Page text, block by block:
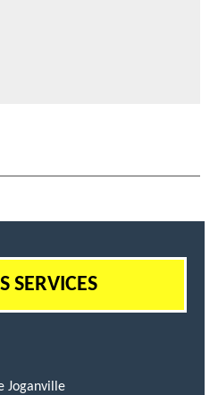
SERVICES
Joganville